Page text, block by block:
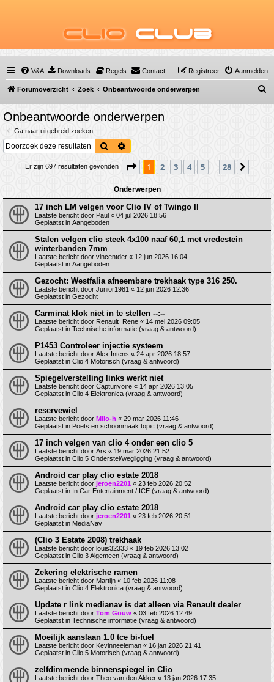
Clio Club
V&A Downloads Regels Contact Aanmelden
Registreer
Forumoverzicht Zoek Onbeantwoorde onderwerpen
o
Onbeantwoorde onderwerpen
Ga naar uitgebreid zoeken
Zoek
Er zijn 697 resultaten gevonden Pagina van28
1 2 3 4 5 28
Onderwerpen
17 inch LM velgen voor Clio IV of Twingo II
Laatste bericht door Paul « 04 jul 2026 18:56
Geplaatst in Aangeboden
Stalen velgen clio steek 4x100 naaf 60,1 met vredestein
winterbanden 7mm
Laatste bericht door vincentder « 12 jun 2026 16:04
Geplaatst in Aangeboden
Gezocht: Westfalia afneembare trekhaak type 316 250.
Laatste bericht door Junior1981 « 12 jun 2026 12:36
Geplaatst in Gezocht
Carminat klok niet in te stellen --:--
Laatste bericht door Renault_Rene « 14 mei 2026 09:05
Geplaatst in Technische informatie (vraag & antwoord)
P1453 Controleer injectie systeem
Laatste bericht door Alex Intens « 24 apr 2026 18:57
Geplaatst in Clio 4 Motorisch (vraag & antwoord)
Spiegelverstelling links werkt niet
Laatste bericht door Capturivoire « 14 apr 2026 13:05
Geplaatst in Clio 4 Elektronica (vraag & antwoord)
reservewiel
Laatste bericht door Milo-h « 29 mar 2026 11:46
Geplaatst in Poets en schoonmaak topic (vraag & antwoord)
17 inch velgen van clio 4 onder een clio 5
Laatste bericht door Ars « 19 mar 2026 21:52
Geplaatst in Clio 5 Onderstel/wegligging (vraag & antwoord)
Android car play clio estate 2018
Laatste bericht door jeroen2201 « 23 feb 2026 20:52
Geplaatst in In Car Entertainment / ICE (vraag & antwoord)
Android car play clio estate 2018
Laatste bericht door jeroen2201 « 23 feb 2026 20:51
Geplaatst in MediaNav
(Clio 3 Estate 2008) trekhaak
Laatste bericht door louis32333 « 19 feb 2026 13:02
Geplaatst in Clio 3 Algemeen (vraag & antwoord)
Zekering elektrische ramen
Laatste bericht door Martijn « 10 feb 2026 11:08
Geplaatst in Clio 4 Elektronica (vraag & antwoord)
Update r link medianav is dat alleen via Renault dealer
Laatste bericht door Tom Gouw « 03 feb 2026 12:49
Geplaatst in Technische informatie (vraag & antwoord)
Moeilijk aanslaan 1.0 tce bi-fuel
Laatste bericht door Kevinneeleman « 16 jan 2026 21:41
Geplaatst in Clio 5 Motorisch (vraag & antwoord)
zelfdimmende binnenspiegel in Clio
Laatste bericht door Theo van den Akker « 13 jan 2026 17:35